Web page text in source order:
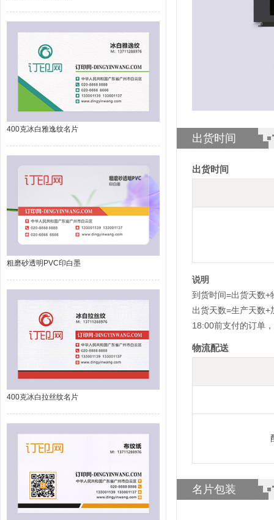
400克冰白雅逸纹名片
粗磨砂透明PVC印白墨
400克冰白拉丝纹名片
出货时间
出货时间
说明
到货时间=出货天数+
出货天数=生产天数
18:00前支付的订单
物流配送
名片包装